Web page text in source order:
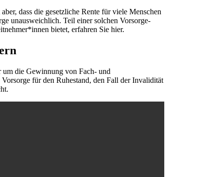
dass die gesetzliche Rente für viele Menschen
unausweichlich. Teil einer solchen Vorsorge-
bietet, erfahren Sie hier.
die Gewinnung von Fach- und
für den Ruhestand, den Fall der Invalidität